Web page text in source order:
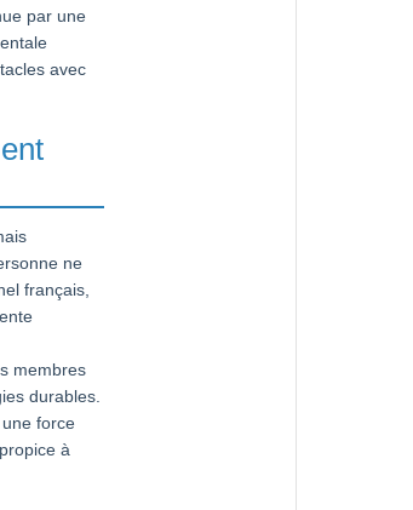
par une
avec
ne
français,
membres
durables.
force
à